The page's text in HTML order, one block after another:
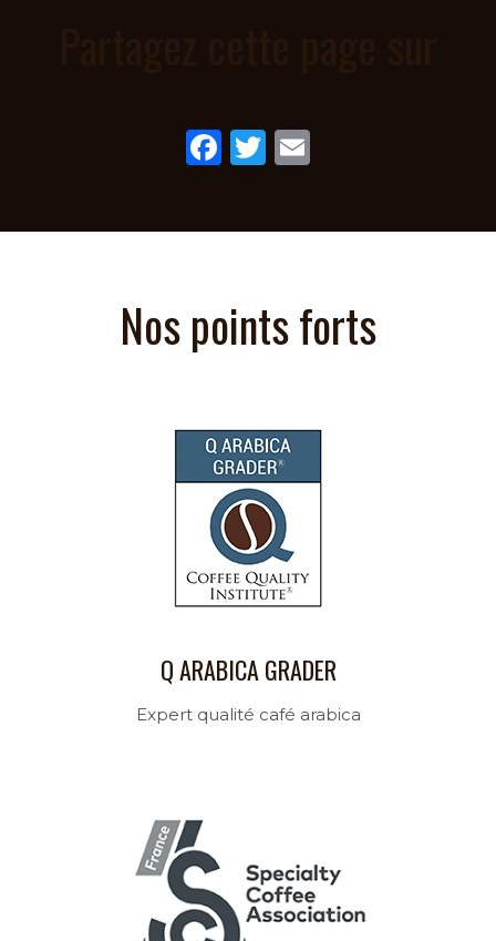
Facebook
Twitter
Nos points forts
Q ARABICA GRADER
Expert qualité café arabica